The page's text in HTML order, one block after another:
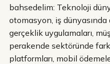
bahsedelim: Teknoloji
otomasyon, iş dünyasında
gerçeklik uygulamaları,
perakende sektöründe
platformları, mobil